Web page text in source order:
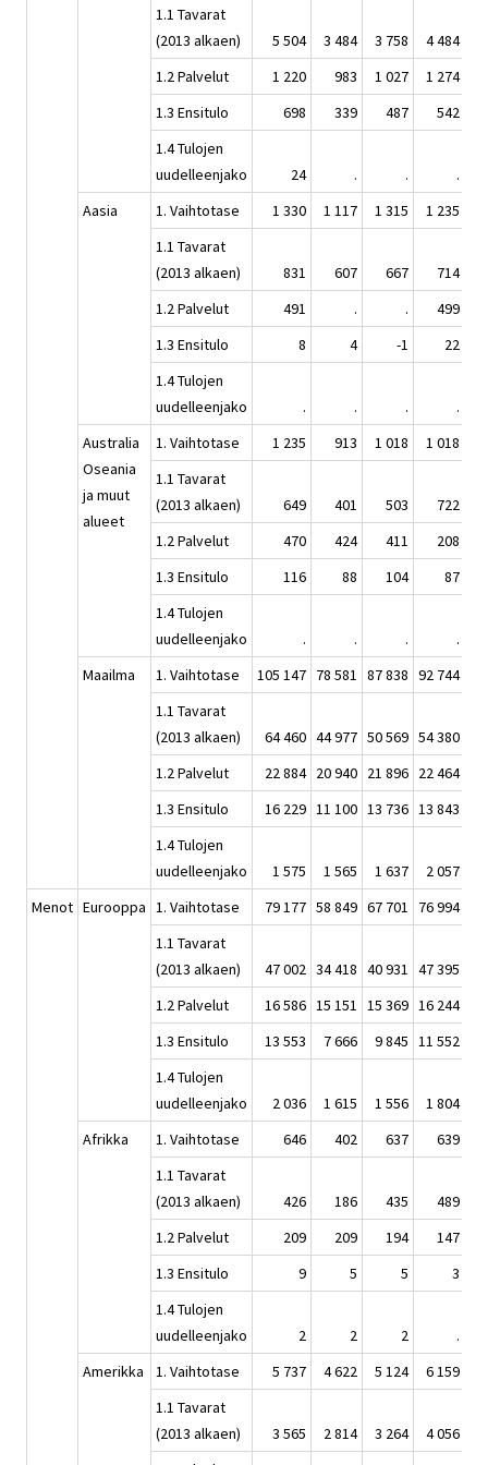
1.1 Tavarat
(2013 alkaen)
5 504 3 484 3 758 4 484
1.2 Palvelut
1 220 983 1 027 1 274
1.3 Ensitulo
698 339 487
542
1.4 Tulojen
uudelleenjako
24 . .
.
Aasia
1. Vaihtotase 1 330 1 117 1 315 1 235
1.1 Tavarat
(2013 alkaen)
831 607 667 714
1.2 Palvelut
491 . .
499
1.3 Ensitulo
8 4 -1
22
1.4 Tulojen
uudelleenjako
. . .
.
Australia
Oseania
ja muut
alueet
1. Vaihtotase 1 235 913 1 018 1 018
1.1 Tavarat
(2013 alkaen)
649 401 503
722
1.2 Palvelut
470 424 411
208
1.3 Ensitulo
116 88 104
87
1.4 Tulojen
uudelleenjako
. . .
.
Maailma
1. Vaihtotase 105 147 78 581 87 838 92 744
1.1 Tavarat
(2013 alkaen)
64 460 44 977 50 569 54 380
1.2 Palvelut
22 884 20 940 21 896 22 464
1.3 Ensitulo
16 229 11 100 13 736 13 843
1.4 Tulojen
uudelleenjako
1 575 1 565 1 637 2 057
Menot Eurooppa 1. Vaihtotase 79 177 58 849 67 701 76 994
1.1 Tavarat
(2013 alkaen)
47 002 34 418 40 931 47 395
1.2 Palvelut
16 586 15 151 15 369 16 244
1.3 Ensitulo
13 553 7 666 9 845 11 552
1.4 Tulojen
uudelleenjako
2 036 1 615 1 556
1 804
Afrikka
1. Vaihtotase 646 402 637
639
1.1 Tavarat
(2013 alkaen)
426 186 435
489
1.2 Palvelut
209 209 194
147
1.3 Ensitulo
9 5 5
3
1.4 Tulojen
uudelleenjako
2 2 2
.
Amerikka
1. Vaihtotase 5 737 4 622 5 124 6 159
1.1 Tavarat
(2013 alkaen)
3 565 2 814 3 264 4 056